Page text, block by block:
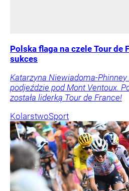
Polska flaga na czele Tour de
sukces
Katarzyna Niewiadoma-Phinney
podjeździe pod Mont Ventoux.
została liderką Tour de France!
KolarstwoSport